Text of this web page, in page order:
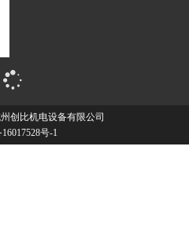
创比机电设备有限公司
号-1